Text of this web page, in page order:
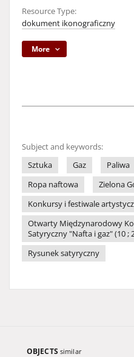
Resource Type:
dokument ikonograficzny
More
Subject and keywords:
Sztuka
Gaz Paliwa
Ropa naftowa
Zielona
Konkursy i festiwale
Otwarty Międzynarodowy
Satyryczny "Nafta i gaz" (10 ;
Rysunek satyryczny
OBJECTS similar